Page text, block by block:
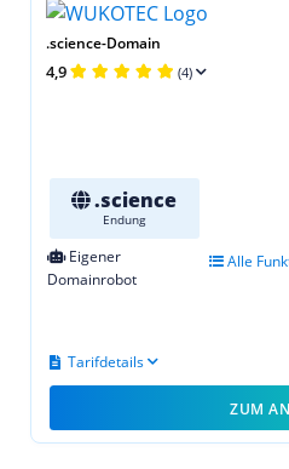
.science-Domain
4,9 (4)
.science
Endung
Eigener
Domainrobot
Alle
Tarifdetails
ZUM